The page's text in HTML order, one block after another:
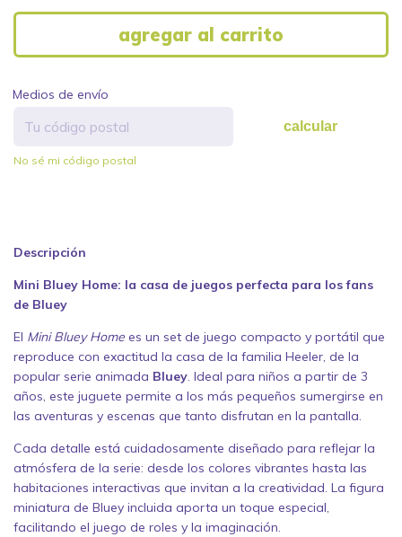
Medios de envío
calcular
No sé mi código postal
Descripción
Mini Bluey Home: la casa de juegos perfecta para los fans
de Bluey
El Mini Bluey Home es un set de juego compacto y portátil que
reproduce con exactitud la casa de la familia Heeler, de la
popular serie animada Bluey. Ideal para niños a partir de 3
años, este juguete permite a los más pequeños sumergirse en
las aventuras y escenas que tanto disfrutan en la pantalla.
Cada detalle está cuidadosamente diseñado para reflejar la
atmósfera de la serie: desde los colores vibrantes hasta las
habitaciones interactivas que invitan a la creatividad. La figura
miniatura de Bluey incluida aporta un toque especial,
facilitando el juego de roles y la imaginación.